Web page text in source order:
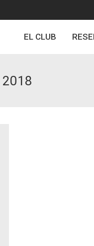
EL CLUB